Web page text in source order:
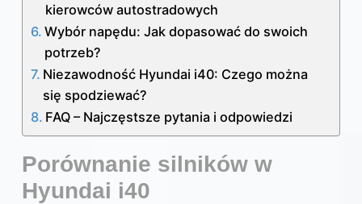
kierowców autostradowych
Wybór napędu: Jak dopasować do swoich
potrzeb?
Niezawodność Hyundai i40: Czego można
się spodziewać?
FAQ – Najczęstsze pytania i odpowiedzi
Porównanie silników w
Hyundai i40